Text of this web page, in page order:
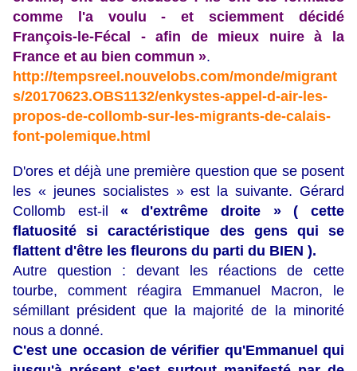
comme l'a voulu - et sciemment décidé
François-le-Fécal - afin de mieux nuire à la
France et au bien commun ».
http://tempsreel.nouvelobs.com/monde/migrant
s/20170623.OBS1132/enkystes-appel-d-air-les-
propos-de-collomb-sur-les-migrants-de-calais-
font-polemique.html
D'ores et déjà une première question que se posent
les « jeunes socialistes » est la suivante. Gérard
Collomb est-il« d'extrême droite » ( cette
flatuosité si caractéristique des gens qui se
flattent d'être les fleurons du parti du BIEN ).
Autre question : devant les réactions de cette
tourbe, comment réagira Emmanuel Macron, le
sémillant président que la majorité de la minorité
nous a donné.
C'est une occasion de vérifier qu'Emmanuel qui